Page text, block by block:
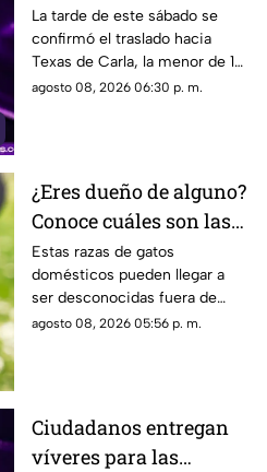
de menor que sufrió
quemadura en la
explosión de gas LP en
Cuernavaca
La tarde de este sábado se
confirmó el traslado hacia
Texas de Carla, la menor de 15
años que resultó gravemente
agosto 08, 2026 06:30 p. m.
¿Eres dueño de alguno?
Conoce cuáles son las
cinco razas más raras
de gatos domésticos en
todo el mundo
Estas razas de gatos
domésticos pueden llegar a
ser desconocidas fuera de
círculos especializados, y
agosto 08, 2026 05:56 p. m.
Ciudadanos entregan
víveres para las